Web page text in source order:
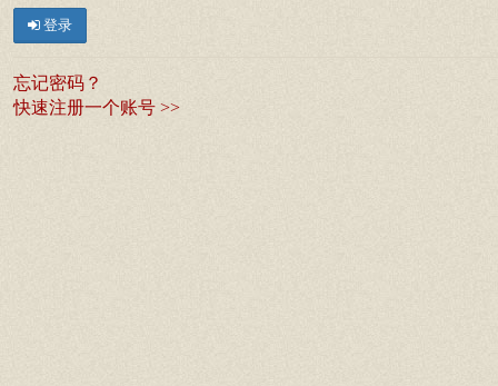
登录
忘记密码？
快速注册一个账号 >>